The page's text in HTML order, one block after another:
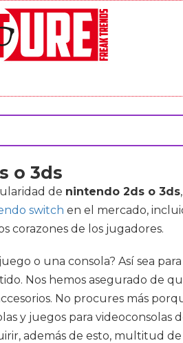
o 3ds
de nintendo 2ds o 3ds
switch en el mercado,
corazones de los jugadores.
o una consola? Así sea
Nos hemos asegurado de
No procures más
y juegos para videoconsolas
además de esto, multitud